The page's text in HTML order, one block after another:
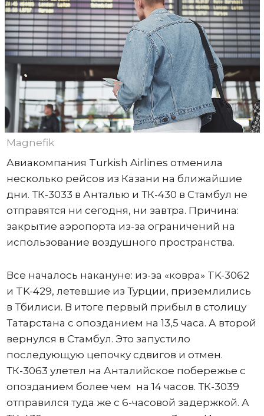
Magnefik
Авиакомпания Turkish Airlines отменила
несколько рейсов из Казани на ближайшие
дни. ТК-3033 в Анталью и ТК-430 в Стамбул не
отправятся ни сегодня, ни завтра. Причина:
закрытие аэропорта из-за ограничений на
использование воздушного пространства.
Все началось накануне: из-за «ковра» TK-3062
и TK-429, летевшие из Турции, приземлились
в Тбилиси. В итоге первый прибыл в столицу
Татарстана с опозданием на 13,5 часа. А второй
вернулся в Стамбул. Это запустило
последующую цепочку сдвигов и отмен.
ТК-3063 улетел на Анталийское побережье с
опозданием более чем на 14 часов. ТК-3039
отправился туда же с 6-часовой задержкой. А